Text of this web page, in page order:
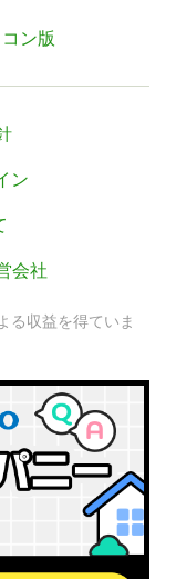
ン版
ン
会社
る収益を得ていま